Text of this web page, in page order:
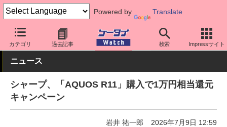
Powered by Translate
カテゴリ 過去記事 検索 Impressサイト
ケータイ Watch OS Android AQUOS
ニュース
シャープ、「AQUOS R11」購入で1万円相当還元
キャンペーン
岩井 祐一郎 2026年7月9日 12:59